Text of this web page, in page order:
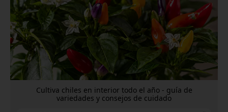
Cultiva chiles en interior todo el año - guía de
variedades y consejos de cuidado